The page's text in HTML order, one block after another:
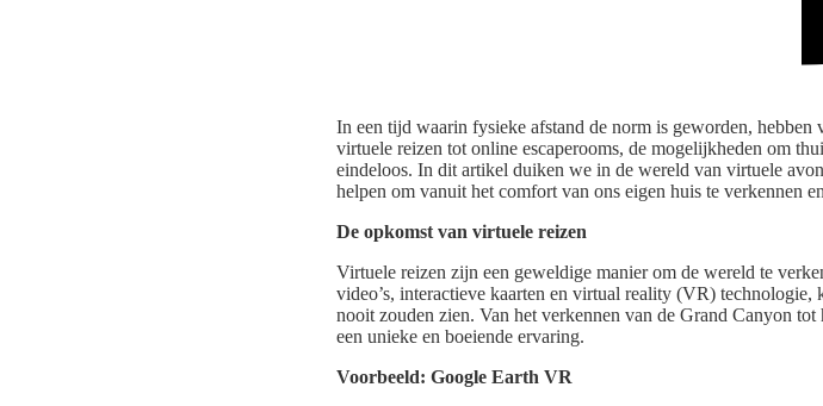
In een tijd waarin fysieke afstand de norm is geworden, hebben
virtuele reizen tot online escaperooms, de mogelijkheden om
eindeloos. In dit artikel duiken we in de wereld van virtuele
helpen om vanuit het comfort van ons eigen huis te verkennen
De opkomst van virtuele reizen
Virtuele reizen zijn een geweldige manier om de wereld te
video’s, interactieve kaarten en virtual reality (VR) technologie,
nooit zouden zien. Van het verkennen van de Grand Canyon
een unieke en boeiende ervaring.
Voorbeeld: Google Earth VR